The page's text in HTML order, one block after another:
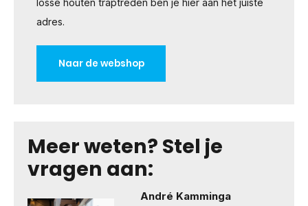
adres.
Naar de webshop
Meer weten? Stel je
vragen aan:
André Kamminga